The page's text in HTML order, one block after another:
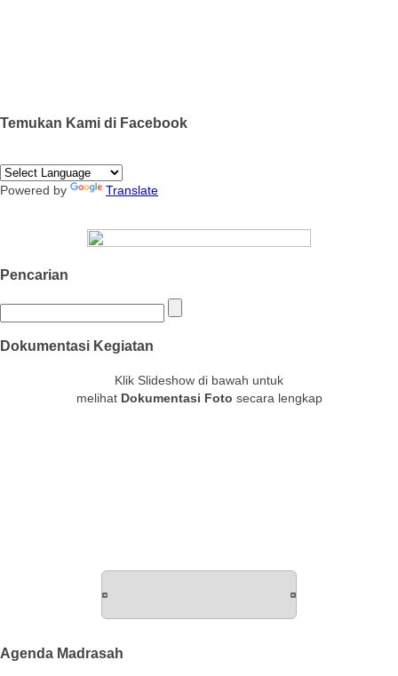
Temukan Kami di Facebook
Powered by Translate
Pencarian
Dokumentasi Kegiatan
Klik Slideshow di bawah untuk
melihat Dokumentasi Foto secara lengkap
Agenda Madrasah